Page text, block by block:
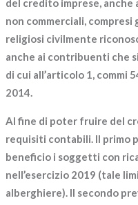
del credito imprese,
non commerciali,
religiosi civilmente
anche ai contribuenti che
di cui all’articolo 1, commi
2014.
Al fine di poter fruire del
requisiti contabili. Il primo
beneficio i soggetti con
nell’esercizio 2019 (tale
alberghiere). Il secondo